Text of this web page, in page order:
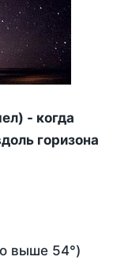
- когда
горизона
выше 54°)